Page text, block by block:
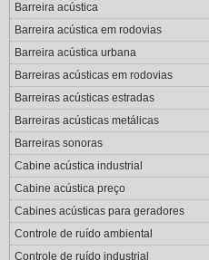
Barreira acústica
Barreira acústica em rodovias
Barreira acústica urbana
Barreiras acústicas em rodovias
Barreiras acústicas estradas
Barreiras acústicas metálicas
Barreiras sonoras
Cabine acústica industrial
Cabine acústica preço
Cabines acústicas para geradores
Controle de ruído ambiental
Controle de ruído industrial